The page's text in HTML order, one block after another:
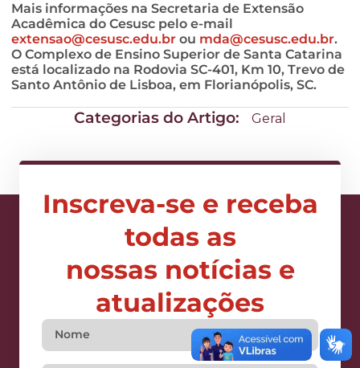
Mais informações na Secretaria de Extensão
Acadêmica do Cesusc pelo e-mail
extensao@cesusc.edu.br ou mda@cesusc.edu.br.
O Complexo de Ensino Superior de Santa Catarina
está localizado na Rodovia SC-401, Km 10, Trevo de
Santo Antônio de Lisboa, em Florianópolis, SC.
Categorias do Artigo: Geral
Inscreva-se e receba
todas as
nossas notícias e
atualizações